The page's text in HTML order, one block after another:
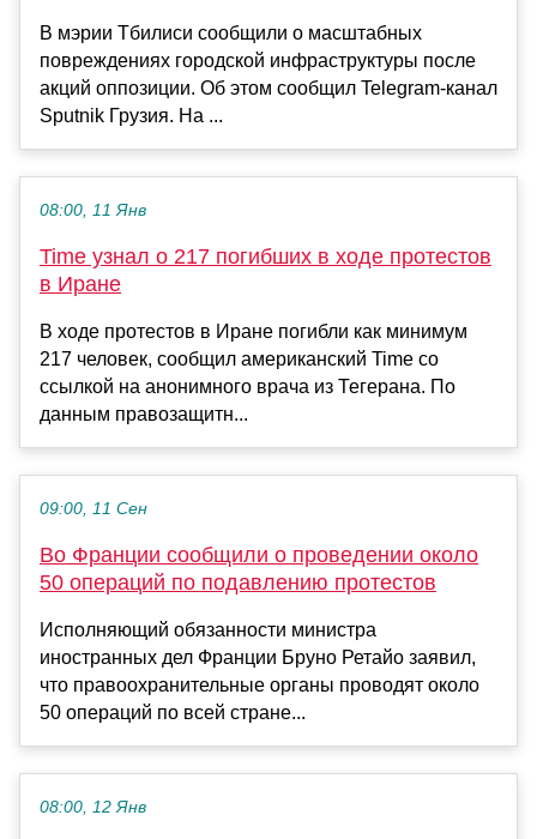
В мэрии Тбилиси сообщили о масштабных
повреждениях городской инфраструктуры после
акций оппозиции. Об этом сообщил Telegram-канал
Sputnik Грузия. На ...
08:00, 11 Янв
Time узнал о 217 погибших в ходе протестов
в Иране
В ходе протестов в Иране погибли как минимум
217 человек, сообщил американский Time со
ссылкой на анонимного врача из Тегерана. По
данным правозащитн...
09:00, 11 Сен
Во Франции сообщили о проведении около
50 операций по подавлению протестов
Исполняющий обязанности министра
иностранных дел Франции Бруно Ретайо заявил,
что правоохранительные органы проводят около
50 операций по всей стране...
08:00, 12 Янв